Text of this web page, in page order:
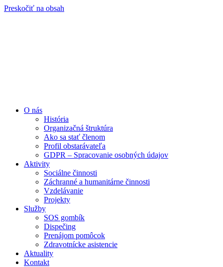
Preskočiť na obsah
O nás
História
Organizačná štruktúra
Ako sa stať členom
Profil obstarávateľa
GDPR – Spracovanie osobných údajov
Aktivity
Sociálne činnosti
Záchranné a humanitárne činnosti
Vzdelávanie
Projekty
Služby
SOS gombík
Dispečing
Prenájom pomôcok
Zdravotnícke asistencie
Aktuality
Kontakt